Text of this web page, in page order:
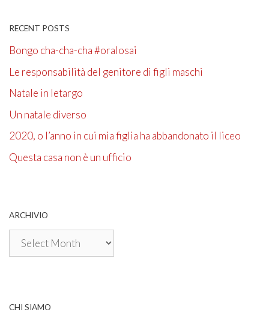
RECENT POSTS
Bongo cha-cha-cha #oralosai
Le responsabilità del genitore di figli maschi
Natale in letargo
Un natale diverso
2020, o l’anno in cui mia figlia ha abbandonato il liceo
Questa casa non è un ufficio
ARCHIVIO
Archivio
CHI SIAMO